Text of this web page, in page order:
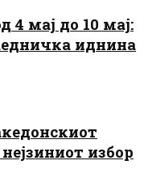
4 мај до 10 мај:
иднина
избор